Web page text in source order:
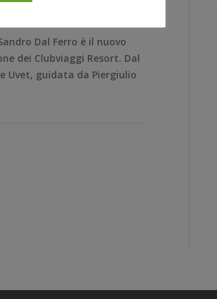
Dal Ferro è il nuovo
dei Clubviaggi Resort. Dal
Uvet, guidata da Piergiulio